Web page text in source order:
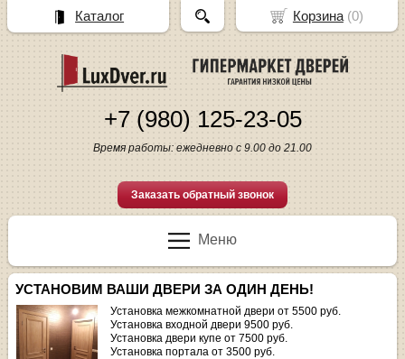
+7 (980) 125-23-05
Время работы: ежедневно с 9.00 до 21.00
Заказать обратный звонок
Меню
УСТАНОВИМ ВАШИ ДВЕРИ ЗА ОДИН ДЕНЬ!
Установка межкомнатной двери от 5500 руб.
Установка входной двери 9500 руб.
Установка двери купе от 7500 руб.
Установка портала от 3500 руб.
Корзина(0)
Каталог